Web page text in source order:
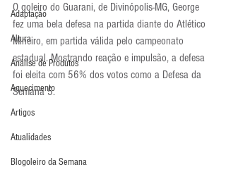
Adaptação
Altura
Análise de Produtos
Aquecimento
Artigos
Atualidades
Blogoleiro da Semana
O goleiro do Guarani, de Divinópolis-MG, George
fez uma bela defesa na partida diante do Atlético
Mineiro, em partida válida pelo campeonato
estadual. Mostrando reação e impulsão, a defesa
foi eleita com 56% dos votos como a Defesa da
Semana 5.